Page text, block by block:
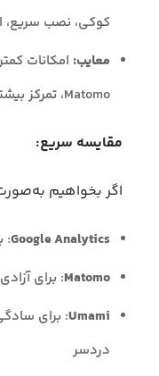
کوکی، نصب سریع،
معایب:
Matomo، تمرکز بیشتر روی گزارش‌های کلیدی.
مقایسه سریع:
اگر بخواهیم
Google Analytics
:
Matomo: برای
Umami: برای
دردسر